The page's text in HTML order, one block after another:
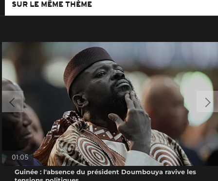
SUR LE MÊME THÈME
01:05
Guinée : l'absence du président Doumbouya ravive les